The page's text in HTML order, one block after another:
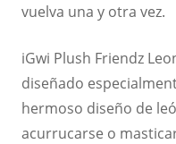
vuelva una y otra vez.
iGwi Plush Friendz
diseñado
hermoso diseño de
acurrucarse o